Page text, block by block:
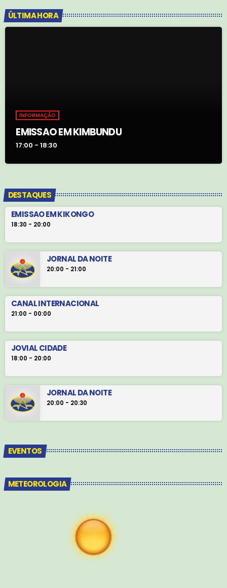
ÚLTIMA HORA
INFORMAÇÃO
EMISSAO EM KIMBUNDU
17:00 - 18:30
DESTAQUES
EMISSAO EM KIKONGO
18:30 - 20:00
JORNAL DA NOITE
20:00 - 21:00
CANAL INTERNACIONAL
21:00 - 00:00
JOVIAL CIDADE
18:00 - 20:00
JORNAL DA NOITE
20:00 - 20:30
EVENTOS
METEOROLOGIA